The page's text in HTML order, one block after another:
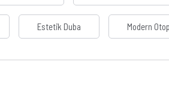
Estetik Duba Modern